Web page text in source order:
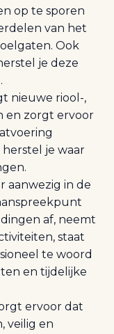
op te sporen
van het
Ook
je deze
nieuwe riool-,
en zorgt ervoor
je waar
aanwezig in de
af, neemt
staat
te woord
en tijdelijke
ervoor dat
veilig en